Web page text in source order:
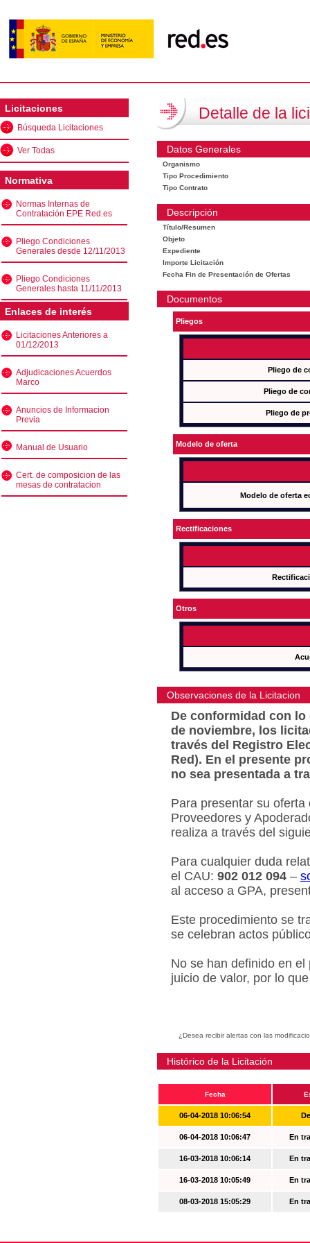
Licitaciones
Búsqueda Licitaciones
Ver Todas
Normativa
Normas Internas de
Contratación EPE Red.es
Pliego Condiciones
Generales desde 12/11/2013
Pliego Condiciones
Generales hasta 11/11/2013
Enlaces de interés
Licitaciones Anteriores a
01/12/2013
Adjudicaciones Acuerdos
Marco
Anuncios de Informacion
Previa
Manual de Usuario
Cert. de composicion de las
mesas de contratacion
Detalle de la
Datos Generales
Organismo
Tipo Procedimiento
Tipo Contrato
Descripción
Título/Resumen
Objeto
Expediente
Importe Licitación
Fecha Fin de Presentación de Ofertas
Documentos
Pliegos
Pliego de
Pliego de
Pliego de
Modelo de oferta
Modelo de oferta
Rectificaciones
Otros
Observaciones de la Licitacion
De conformidad con lo
de noviembre, los
través del Registro
Red). En el presente
no sea presentada a
Para presentar su
Proveedores y
realiza a través del
Para cualquier duda
el CAU: 902 012 094 –
al acceso a GPA,
Este procedimiento se
se celebran actos
No se han definido en
juicio de valor, por lo
¿Desea recibir alertas con las
Histórico de la Licitación
Fecha
06-04-2018 10:06:54
06-04-2018 10:06:47 En
16-03-2018 10:06:14 En
16-03-2018 10:05:49 En
08-03-2018 15:05:29 En